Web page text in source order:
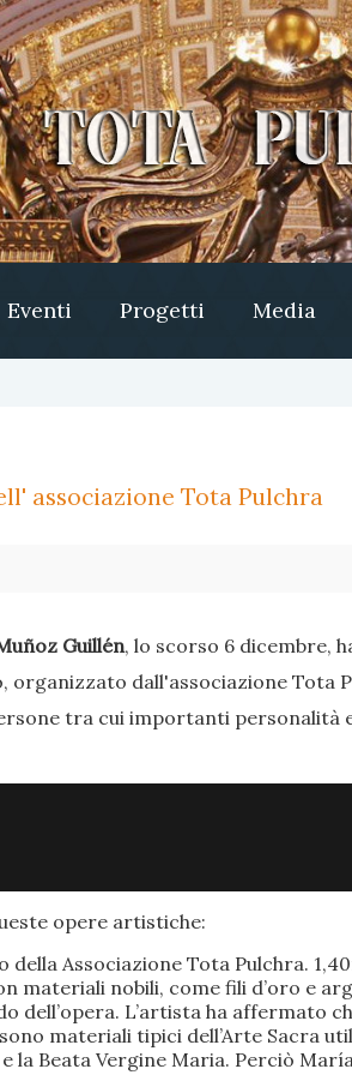
Eventi Progetti Media
associazione Tota Pulchra
Guillén, lo scorso 6 dicembre,
organizzato dall'associazione Tota
tra cui importanti personalità
opere artistiche:
Associazione Tota Pulchra.
materiali nobili, come fili d’oro e
dell’opera. L’artista ha affermato
materiali tipici dell’Arte Sacra
la Beata Vergine Maria. Perciò